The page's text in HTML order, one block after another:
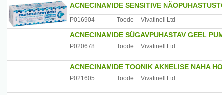
ACNECINAMIDE SENSITIVE
P016904 Toode Vivatinell Ltd
ACNECINAMIDE SÜGAVPUHASTAV GEEL
P020678 Toode Vivatinell Ltd
ACNECINAMIDE TOONIK AKNELISE NAHA
P021605 Toode Vivatinell Ltd